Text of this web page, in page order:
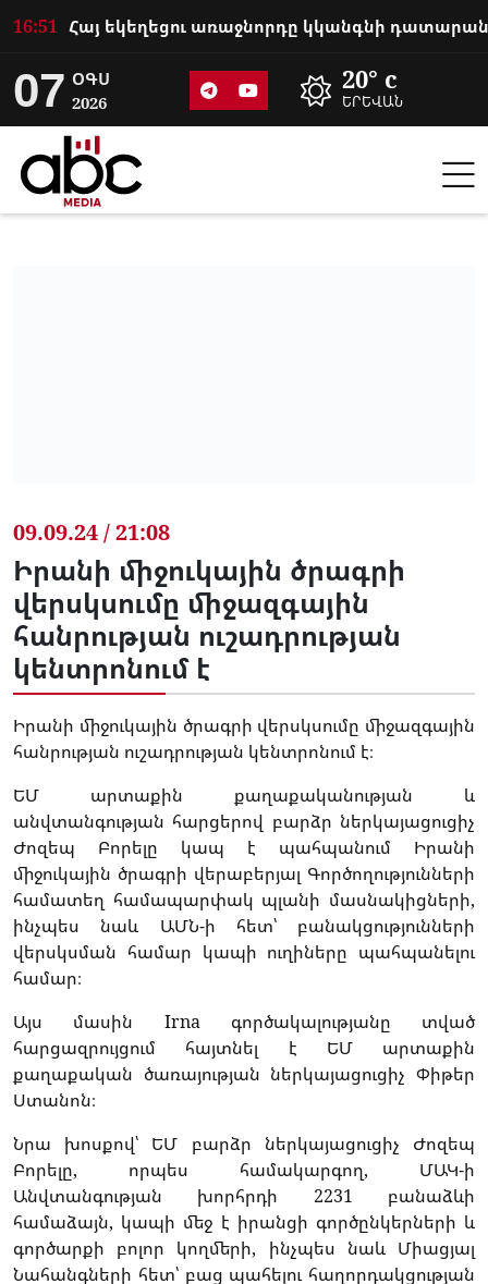
16:51
07 ՕԳՍ
2026
20° c
ԵՐԵՎԱՆ
09.09.24 / 21:08
Իրանի միջուկային ծրագրի
վերսկսումը միջազգային
հանրության ուշադրության
կենտրոնում է
Իրանի միջուկային ծրագրի վերսկսումը միջազգային
հանրության ուշադրության կենտրոնում է։
ԵՄ արտաքին քաղաքականության և
անվտանգության հարցերով բարձր ներկայացուցիչ
Ժոզեպ Բորելը կապ է պահպանում Իրանի
միջուկային ծրագրի վերաբերյալ Գործողությունների
համատեղ համապարփակ պլանի մասնակիցների,
ինչպես նաև ԱՄՆ-ի հետ՝ բանակցությունների
վերսկսման համար կապի ուղիները պահպանելու
համար։
Այս մասին Irna գործակալությանը տված
հարցազրույցում հայտնել է ԵՄ արտաքին
քաղաքական ծառայության ներկայացուցիչ Փիթեր
Ստանոն։
Նրա խոսքով՝ ԵՄ բարձր ներկայացուցիչ Ժոզեպ
Բորելը, որպես համակարգող, ՄԱԿ-ի
Անվտանգության խորհրդի 2231 բանաձևի
համաձայն, կապի մեջ է իրանցի գործընկերների և
գործարքի բոլոր կողմերի, ինչպես նաև Միացյալ
Նահանգների հետ՝ բաց պահելու հաղորդակցության